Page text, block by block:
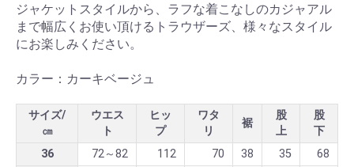
ジャケットスタイルから、ラフな着こなしのカジャアル
まで幅広くお使い頂けるトラウザーズ、様々なスタイル
にお楽しみください。
カラー：カーキベージュ
サイズ/
㎝
ウエス
ト
ヒッ
プ
ワタ
リ
裾
股
上
股
下
36
72～82 112 70 38 35
68